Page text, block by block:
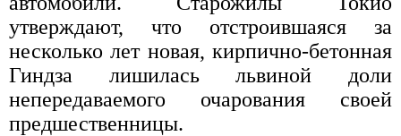
утверждают, что отстроившаяся за
несколько лет новая, кирпично-бетонная
Гиндза лишилась львиной доли
непередаваемого очарования своей
предшественницы.